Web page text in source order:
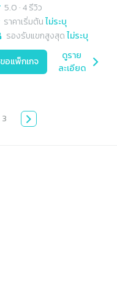
5.0 ·4 รีวิว
ราคาเริ่มต้นไม่ระบุ
รองรับแขกสูงสุดไม่ระบุ
ขอแพ็กเกจ
ดูราย
ละเอียด
3